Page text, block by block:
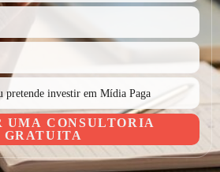
UMA CONSULTORIA
GRATUITA